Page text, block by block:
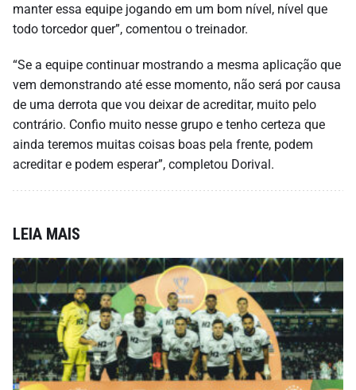
manter essa equipe jogando em um bom nível, nível que
todo torcedor quer”, comentou o treinador.
“Se a equipe continuar mostrando a mesma aplicação que
vem demonstrando até esse momento, não será por causa
de uma derrota que vou deixar de acreditar, muito pelo
contrário. Confio muito nesse grupo e tenho certeza que
ainda teremos muitas coisas boas pela frente, podem
acreditar e podem esperar”, completou Dorival.
LEIA MAIS